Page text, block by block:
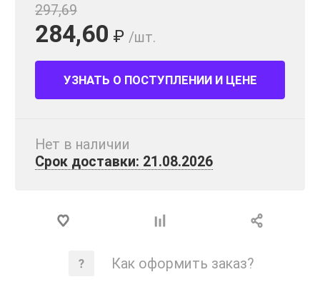
297,69
284,60 ₽ /шт.
УЗНАТЬ О ПОСТУПЛЕНИИ И ЦЕНЕ
Нет в наличии
Срок доставки: 21.08.2026
Как оформить заказ?